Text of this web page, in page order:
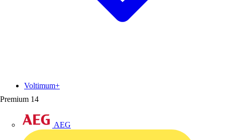
Premium 14
AEG
Voltimum+